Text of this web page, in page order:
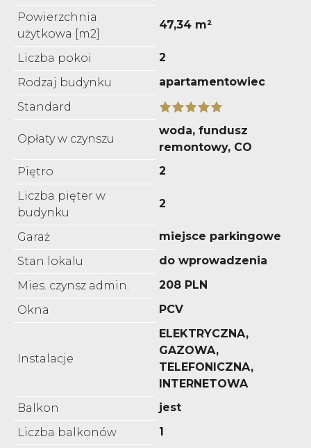
Powierzchnia
użytkowa [m2]
47,34 m²
Liczba pokoi
2
Rodzaj budynku
apartamentowiec
Standard
Opłaty w czynszu
woda, fundusz
remontowy, CO
Piętro
2
Liczba pięter w
budynku
2
Garaż
miejsce parkingowe
Stan lokalu
do wprowadzenia
Mies. czynsz admin.
208 PLN
Okna
PCV
Instalacje
ELEKTRYCZNA,
GAZOWA,
TELEFONICZNA,
INTERNETOWA
Balkon
jest
Liczba balkonów
1